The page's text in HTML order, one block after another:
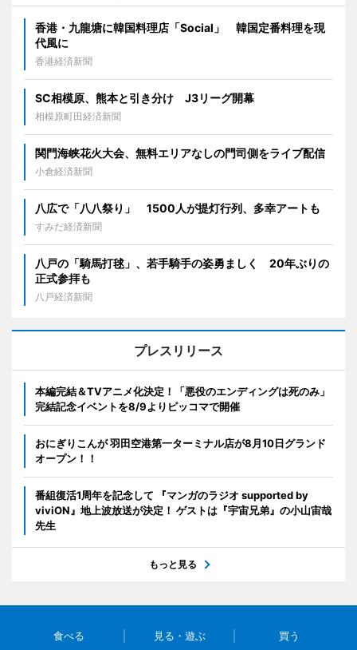
香港・九龍塘に韓国料理店「Social」 韓国定番料理を現
代風に
香港経済新聞
SC相模原、熊本と引き分け J3リーグ開幕
相模原町田経済新聞
関門海峡花火大会、無料エリアなしの門司側をライブ配信
小倉経済新聞
八広で「八八祭り」 1500人が提灯行列、多幸アートも
すみだ経済新聞
八戸の「騎馬打毬」、若手騎手の姿勇ましく 20年ぶりの
正式参拝も
八戸経済新聞
プレスリリース
本編完結＆TVアニメ化決定！「悪役のエンディングは死のみ」
完結記念イベントを8/9よりピッコマで開催
おにぎりこんが 羽田空港第一ターミナル店が8月10日グランド
オープン！！
番組復活1周年を記念して 『マンガのラジオ supported by
viviON』地上波放送が決定！ ゲストは『宇宙兄弟』の小山宙哉
先生
もっと見る
食べる 見る・遊ぶ 買う